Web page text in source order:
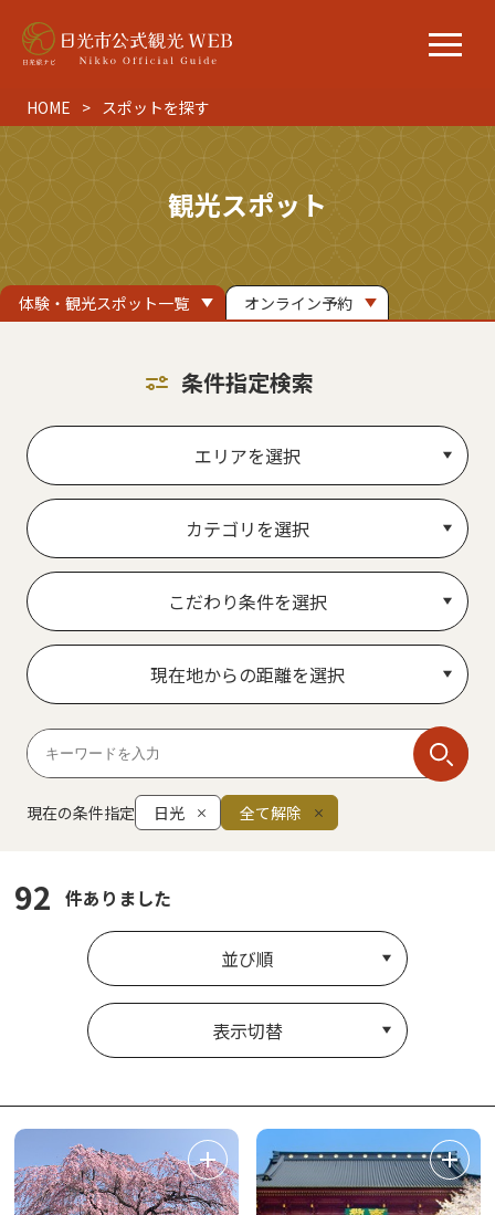
HOME スポットを探す
観光スポット
体験・観光スポット一覧 オンライン予約
条件指定検索
エリアを選択
カテゴリを選択
こだわり条件を選択
現在地からの距離を選択
現在の条件指定 日光 全て解除
92 件ありました
並び順
表示切替